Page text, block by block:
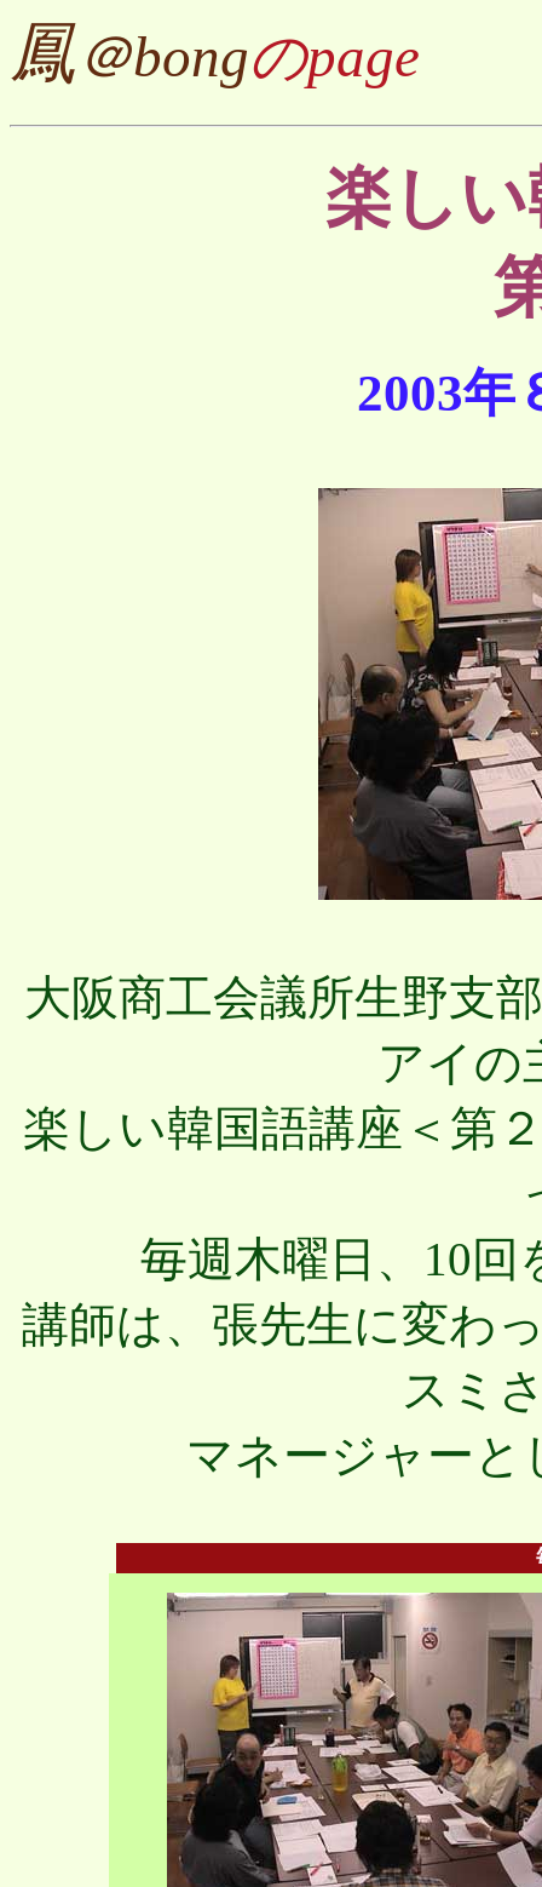
鳳＠bongのpage
楽し
2003年
大阪商工会議所生野支
アイの
楽しい韓国語講座＜第
毎週木曜日、10
講師は、張先生に変わ
スミ
マネージャーと